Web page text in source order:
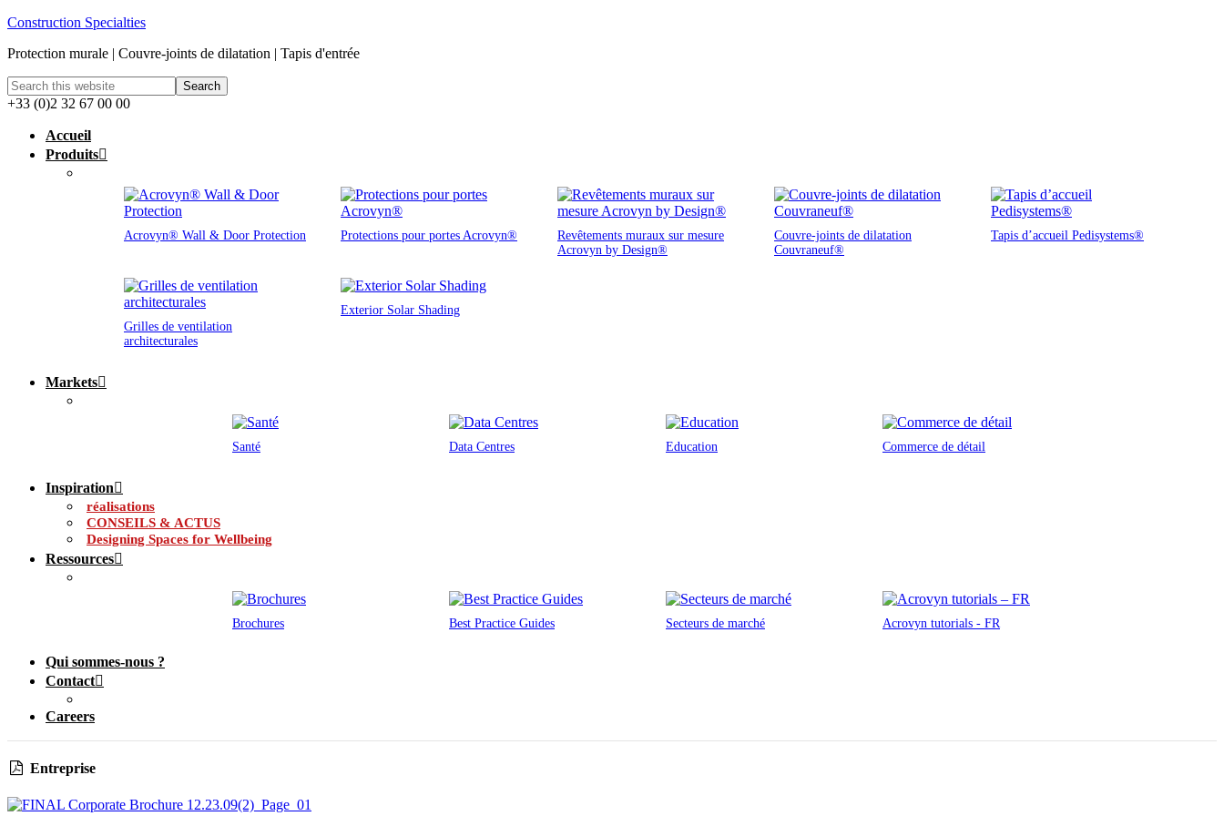
Construction Specialties
Protection murale | Couvre-joints de dilatation | Tapis d'entrée
+33 (0)2 32 67 00 00
Accueil
Produits
Acrovyn® Wall & Door Protection Protections pour portes Acrovyn®
Revêtements muraux sur mesure
Acrovyn by Design®
Couvre-joints de dilatation
Couvraneuf®
Tapis d’accueil Pedisystems®
Grilles de ventilation
architecturales
Exterior Solar Shading
Markets
Santé Data Centres Education Commerce de détail
Inspiration
réalisations
CONSEILS & ACTUS
Designing Spaces for Wellbeing
Ressources
Brochures Best Practice Guides Secteurs de marché Acrovyn tutorials - FR
Qui sommes-nous ?
Contact
Careers
Entreprise